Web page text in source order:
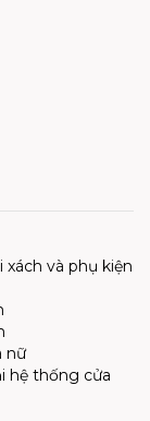
và phụ kiện
nữ
hệ thống cửa